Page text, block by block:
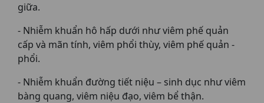
giữa.
- Nhiễm khuẩn hô hấp dưới như viêm phế quản
cấp và mãn tính, viêm phổi thùy, viêm phế quản -
phổi.
- Nhiễm khuẩn đường tiết niệu – sinh dục như viêm
bàng quang, viêm niệu đạo, viêm bể thận.